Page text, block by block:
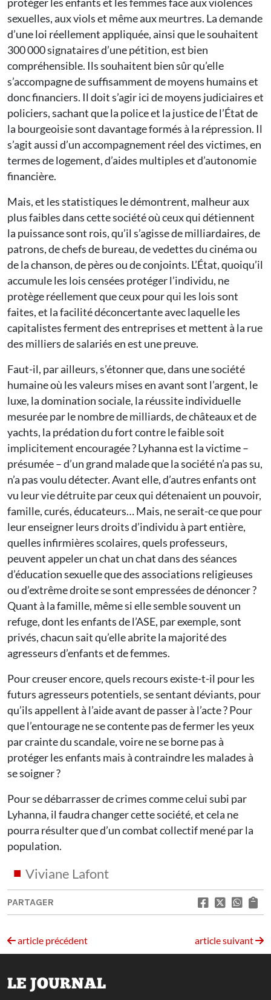
sexuelles, aux viols et même aux meurtres. La demande
d’une loi réellement appliquée, ainsi que le souhaitent
300 000 signataires d’une pétition, est bien
compréhensible. Ils souhaitent bien sûr qu’elle
s’accompagne de suffisamment de moyens humains et
donc financiers. Il doit s’agir ici de moyens judiciaires et
policiers, sachant que la police et la justice de l’État de
la bourgeoisie sont davantage formés à la répression. Il
s’agit aussi d’un accompagnement réel des victimes, en
termes de logement, d’aides multiples et d’autonomie
financière.
Mais, et les statistiques le démontrent, malheur aux
plus faibles dans cette société où ceux qui détiennent
la puissance sont rois, qu’il s’agisse de milliardaires, de
patrons, de chefs de bureau, de vedettes du cinéma ou
de la chanson, de pères ou de conjoints. L’État, quoiqu’il
accumule les lois censées protéger l’individu, ne
protège réellement que ceux pour qui les lois sont
faites, et la facilité déconcertante avec laquelle les
capitalistes ferment des entreprises et mettent à la rue
des milliers de salariés en est une preuve.
Faut-il, par ailleurs, s’étonner que, dans une société
humaine où les valeurs mises en avant sont l’argent, le
luxe, la domination sociale, la réussite individuelle
mesurée par le nombre de milliards, de châteaux et de
yachts, la prédation du fort contre le faible soit
implicitement encouragée ? Lyhanna est la victime –
présumée – d’un grand malade que la société n’a pas su,
n’a pas voulu détecter. Avant elle, d’autres enfants ont
vu leur vie détruite par ceux qui détenaient un pouvoir,
famille, curés, éducateurs… Mais, ne serait-ce que pour
leur enseigner leurs droits d’individu à part entière,
quelles infirmières scolaires, quels professeurs,
peuvent appeler un chat un chat dans des séances
d’éducation sexuelle que des associations religieuses
ou d’extrême droite se sont empressées de dénoncer ?
Quant à la famille, même si elle semble souvent un
refuge, dont les enfants de l’ASE, par exemple, sont
privés, chacun sait qu’elle abrite la majorité des
agresseurs d’enfants et de femmes.
Pour creuser encore, quels recours existe-t-il pour les
futurs agresseurs potentiels, se sentant déviants, pour
qu’ils appellent à l’aide avant de passer à l’acte ? Pour
que l’entourage ne se contente pas de fermer les yeux
par crainte du scandale, voire ne se borne pas à
protéger les enfants mais à contraindre les malades à
se soigner ?
Pour se débarrasser de crimes comme celui subi par
Lyhanna, il faudra changer cette société, et cela ne
pourra résulter que d’un combat collectif mené par la
population.
Viviane Lafont
PARTAGER
article précédent article suivant
LE JOURNAL